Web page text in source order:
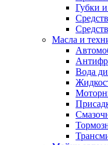
Губки
Масла и
Вода